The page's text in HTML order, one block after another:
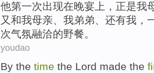
他第一次出现在晚宴上，正是我
又 和我母亲、我弟弟、还有我，
次气氛融洽的野餐。
youdao
By the time the Lord made the